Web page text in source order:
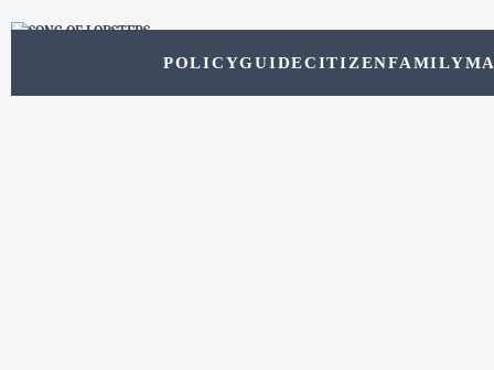
POLICYGUIDECITIZENFAMILY